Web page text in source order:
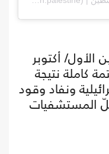
في 8 تشرين الأول/ أكتوبر
كاملة نتيجة
ونفاد وقود
المستشفيات